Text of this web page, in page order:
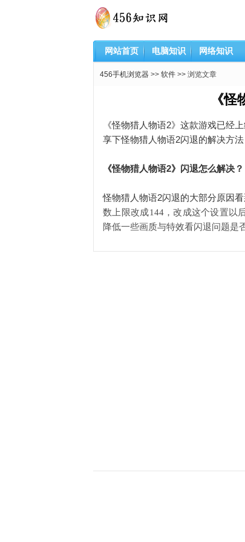
网站首页 电脑知识 网络知识
456手机浏览器 >> 软件 >> 浏览文章
《
《怪物猎人物语2》这款游戏已经
享下怪物猎人物语2闪退的解决方
《怪物猎人物语2》闪退怎么解决？
怪物猎人物语2闪退的大部分原因
数上限改成144，改成这个设置以
降低一些画质与特效看闪退问题是